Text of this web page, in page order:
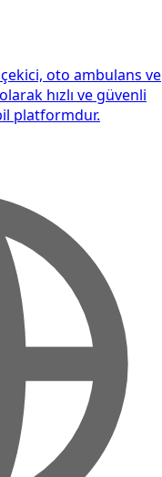
oto ambulans ve
hızlı ve güvenli
platformdur.